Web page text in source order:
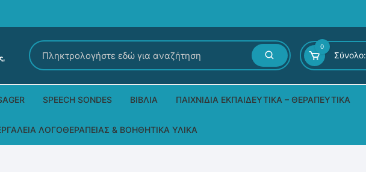
Αναζήτηση
για:
0
Σύνολο:
SPEECH SONDES ΒΙΒΛΊΑ
Εκδόσεις Ρόδων
ΠΑΙΧΝΊΔΙΑ ΕΚΠΑΙΔΕΥΤΙΚΆ – ΘΕΡΑΠΕΥΤΙΚΆ
Δεξιοτήτων – Μίμησης – Επιτραπέζια
ΛΟΓΟΘΕΡΑΠΕΊΑΣ & ΒΟΗΘΗΤΙΚΆ ΥΛΙΚΆ